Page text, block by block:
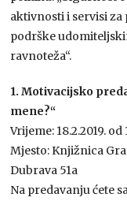
aktivnosti i servisi
podrške
ravnoteža“.
1. Motivacijsko
mene?“
Vrijeme: 18.2.2019.
Mjesto: Knjižnica
Dubrava 51a
Na predavanju ćete